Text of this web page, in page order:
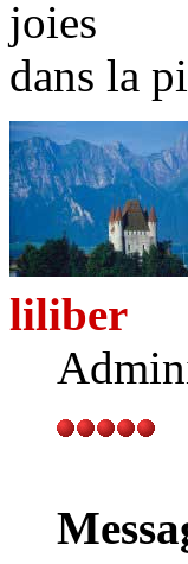
joies
dans la
liliber